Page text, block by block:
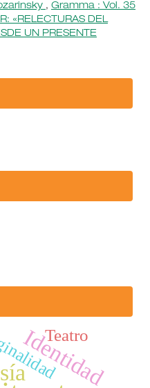
, Gramma : Vol. 35
«RELECTURAS DEL
UN PRESENTE
Identidad
Teatro